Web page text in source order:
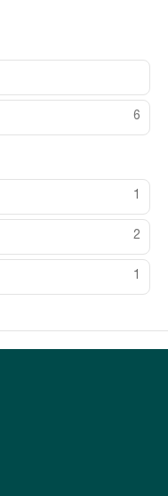
6
1
2
1